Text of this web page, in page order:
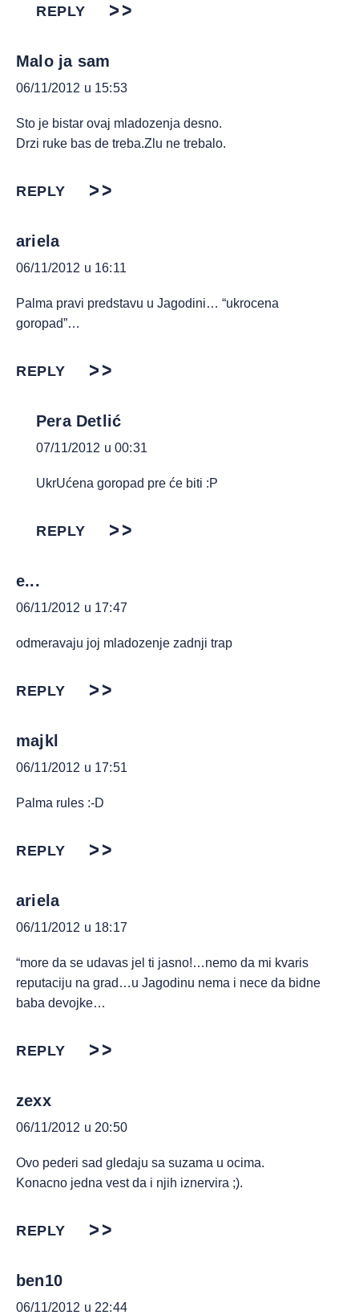
REPLY
Malo ja sam
06/11/2012 u 15:53
Sto je bistar ovaj mladozenja desno.
Drzi ruke bas de treba.Zlu ne trebalo.
REPLY
ariela
06/11/2012 u 16:11
Palma pravi predstavu u Jagodini… “ukrocena
goropad”…
REPLY
Pera Detlić
07/11/2012 u 00:31
UkrUćena goropad pre će biti :P
REPLY
e...
06/11/2012 u 17:47
odmeravaju joj mladozenje zadnji trap
REPLY
majkl
06/11/2012 u 17:51
Palma rules :-D
REPLY
ariela
06/11/2012 u 18:17
“more da se udavas jel ti jasno!…nemo da mi kvaris
reputaciju na grad…u Jagodinu nema i nece da bidne
baba devojke…
REPLY
zexx
06/11/2012 u 20:50
Ovo pederi sad gledaju sa suzama u ocima.
Konacno jedna vest da i njih iznervira ;).
REPLY
ben10
06/11/2012 u 22:44